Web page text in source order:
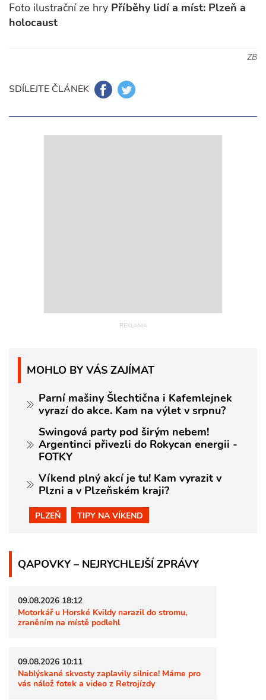
Foto ilustrační ze hry Příběhy lidí a míst: Plzeň a
holocaust
ZB
SDÍLEJTE ČLÁNEK
MOHLO BY VÁS ZAJÍMAT
Parní mašiny Šlechtična i Kafemlejnek
vyrazí do akce. Kam na výlet v srpnu?
Swingová party pod širým nebem!
Argentinci přivezli do Rokycan energii -
FOTKY
Víkend plný akcí je tu! Kam vyrazit v
Plzni a v Plzeňském kraji?
PLZEŇ TIPY NA VÍKEND
QAPOVKY – NEJRYCHLEJŠÍ ZPRÁVY
09.08.2026 18:12
Motorkář u Horské Kvildy narazil do stromu,
zraněním na místě podlehl
09.08.2026 10:11
Nablýskané skvosty zaplavily silnice! Máme pro
vás nálož fotek a video z Retrojízdy